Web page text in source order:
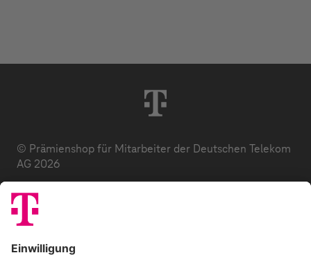
© Prämienshop für Mitarbeiter der Deutschen Telekom
AG 2026
Datenschutz